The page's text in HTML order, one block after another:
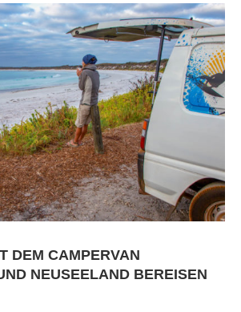
DEM CAMPERVAN
NEUSEELAND BEREISEN